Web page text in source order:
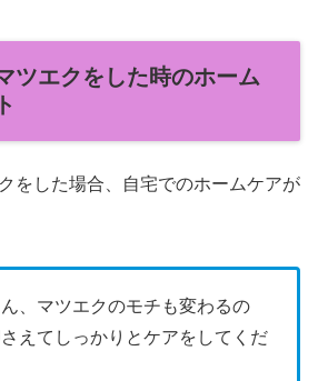
ツエクをした時のホーム
をした場合、自宅でのホームケアが
、マツエクのモチも変わるの
えてしっかりとケアをしてくだ